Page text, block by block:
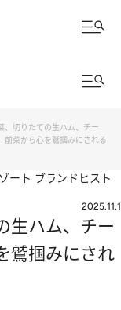
、切りたての生ハム、チー
前菜から心を鷲掴みにされる
ート ブランドヒスト
2025.11.1
生ハム、チー
鷲掴みにされ